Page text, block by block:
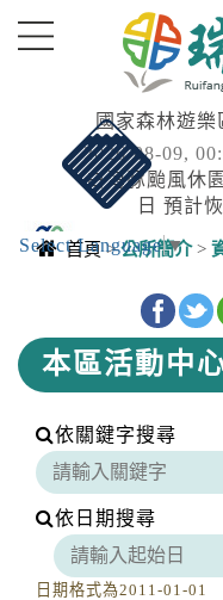
Select Language▼
國家森林遊樂
2026-08-09,
白海豚颱風休
日 預計
颱風
度颱
強風
颱風外圍環流
市、屏東縣、
外圍環流影響
桃園市、南投
臺東縣(含蘭嶼
以上或陣風8
國家森林遊樂
2026-08-09,
颱風休園：
2026年08月09
首頁>公所簡介>
本區活動中
依關鍵字搜尋
依日期搜尋
日期格式為2011-01-01